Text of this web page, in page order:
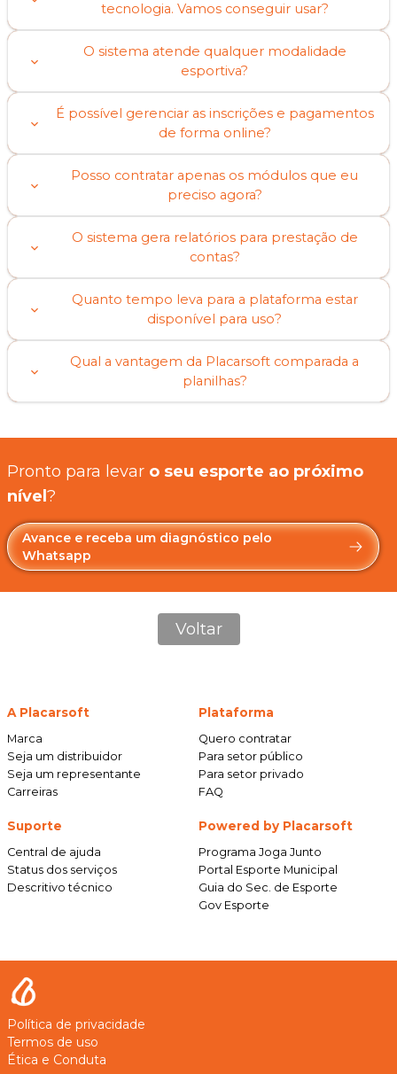
tecnologia. Vamos conseguir usar?
O sistema atende qualquer modalidade
esportiva?
É possível gerenciar as inscrições e pagamentos
de forma online?
Posso contratar apenas os módulos que eu
preciso agora?
O sistema gera relatórios para prestação de
contas?
Quanto tempo leva para a plataforma estar
disponível para uso?
Qual a vantagem da Placarsoft comparada a
planilhas?
Pronto para levar o seu esporte ao próximo
nível ?
Avance e receba um diagnóstico pelo
Whatsapp
Voltar
A Placarsoft
Marca
Seja um distribuidor
Seja um representante
Carreiras
Plataforma
Quero contratar
Para setor público
Para setor privado
FAQ
Suporte
Central de ajuda
Status dos serviços
Descritivo técnico
Powered by Placarsoft
Programa Joga Junto
Portal Esporte Municipal
Guia do Sec. de Esporte
Gov Esporte
Política de privacidade
Termos de uso
Ética e Conduta